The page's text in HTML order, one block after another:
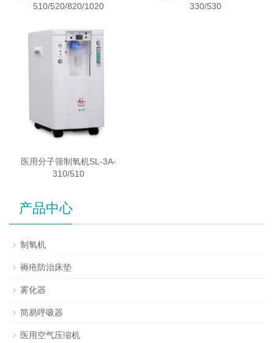
510/520/820/1020
330/530
医用分子筛制氧机SL-3A-
310/510
产品中心
制氧机
褥疮防治床垫
雾化器
简易呼吸器
医用空气压缩机